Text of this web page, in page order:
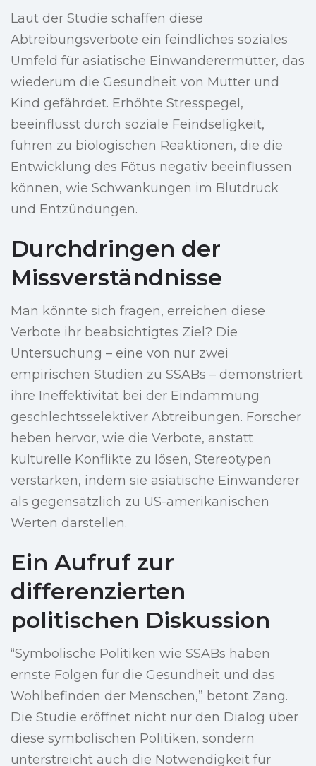
Laut der Studie schaffen diese
Abtreibungsverbote ein feindliches soziales
Umfeld für asiatische Einwanderermütter, das
wiederum die Gesundheit von Mutter und
Kind gefährdet. Erhöhte Stresspegel,
beeinflusst durch soziale Feindseligkeit,
führen zu biologischen Reaktionen, die die
Entwicklung des Fötus negativ beeinflussen
können, wie Schwankungen im Blutdruck
und Entzündungen.
Durchdringen der
Missverständnisse
Man könnte sich fragen, erreichen diese
Verbote ihr beabsichtigtes Ziel? Die
Untersuchung – eine von nur zwei
empirischen Studien zu SSABs – demonstriert
ihre Ineffektivität bei der Eindämmung
geschlechtsselektiver Abtreibungen. Forscher
heben hervor, wie die Verbote, anstatt
kulturelle Konflikte zu lösen, Stereotypen
verstärken, indem sie asiatische Einwanderer
als gegensätzlich zu US-amerikanischen
Werten darstellen.
Ein Aufruf zur
differenzierten
politischen Diskussion
“Symbolische Politiken wie SSABs haben
ernste Folgen für die Gesundheit und das
Wohlbefinden der Menschen,” betont Zang.
Die Studie eröffnet nicht nur den Dialog über
diese symbolischen Politiken, sondern
unterstreicht auch die Notwendigkeit für